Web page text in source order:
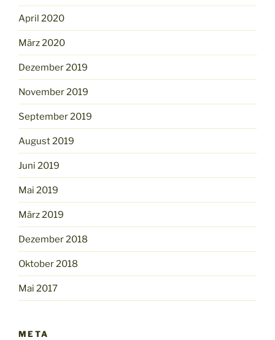
April 2020
März 2020
Dezember 2019
November 2019
September 2019
August 2019
Juni 2019
Mai 2019
März 2019
Dezember 2018
Oktober 2018
Mai 2017
META